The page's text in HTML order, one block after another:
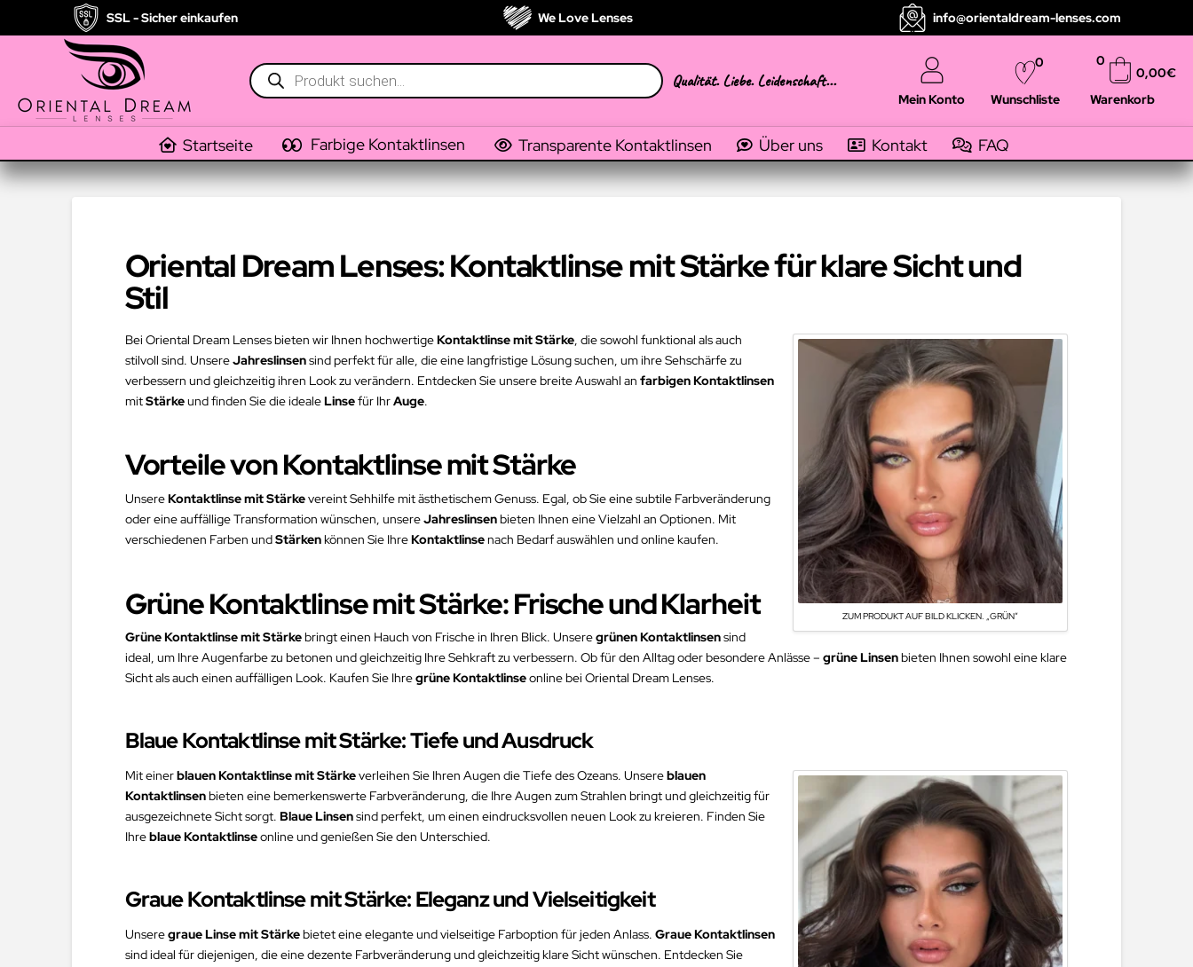
SSL - Sicher einkaufen We Love Lenses info@orientaldream-lenses.com
Products
search
Qualität. Liebe. Leidenschaft...
Mein Konto Wunschliste
0
Warenkorb
0,00€
0
Startseite Farbige Kontaktlinsen Transparente Kontaktlinsen Über uns Kontakt FAQ
Oriental Dream Lenses: Kontaktlinse mit Stärke für klare Sicht und
Stil
ZUM PRODUKT AUF BILD KLICKEN. „GRÜN“
Bei Oriental Dream Lenses bieten wir Ihnen hochwertigeKontaktlinse mit Stärke, die sowohl funktional als auch
stilvoll sind. UnsereJahreslinsensind perfekt für alle, die eine langfristige Lösung suchen, um ihre Sehschärfe zu
verbessern und gleichzeitig ihren Look zu verändern. Entdecken Sie unsere breite Auswahl an farbigen Kontaktlinsen
mitStärkeund finden Sie die idealeLinsefür IhrAuge.
Vorteile von Kontaktlinse mit Stärke
UnsereKontaktlinse mit Stärkevereint Sehhilfe mit ästhetischem Genuss. Egal, ob Sie eine subtile Farbveränderung
oder eine auffällige Transformation wünschen, unsereJahreslinsenbieten Ihnen eine Vielzahl an Optionen. Mit
verschiedenen Farben undStärkenkönnen Sie IhreKontaktlinsenach Bedarf auswählen und online kaufen.
Grüne Kontaktlinse mit Stärke: Frische und Klarheit
Grüne Kontaktlinse mit Stärkebringt einen Hauch von Frische in Ihren Blick. UnseregrünenKontaktlinsensind
ideal, um Ihre Augenfarbe zu betonen und gleichzeitig Ihre Sehkraft zu verbessern. Ob für den Alltag oder besondere Anlässe – grüne Linsenbieten Ihnen sowohl eine klare
Sicht als auch einen auffälligen Look. Kaufen Sie Ihregrüne Kontaktlinseonline bei Oriental Dream Lenses.
Blaue Kontaktlinse mit Stärke: Tiefe und Ausdruck
Mit einerblauen Kontaktlinse mit Stärkeverleihen Sie Ihren Augen die Tiefe des Ozeans. Unsereblauen
Kontaktlinsenbieten eine bemerkenswerte Farbveränderung, die Ihre Augen zum Strahlen bringt und gleichzeitig für
ausgezeichnete Sicht sorgt. Blaue Linsensind perfekt, um einen eindrucksvollen neuen Look zu kreieren. Finden Sie
Ihreblaue Kontaktlinseonline und genießen Sie den Unterschied.
Graue Kontaktlinse mit Stärke: Eleganz und Vielseitigkeit
Unseregraue Linse mit Stärkebietet eine elegante und vielseitige Farboption für jeden Anlass. Graue Kontaktlinsen
sind ideal für diejenigen, die eine dezente Farbveränderung und gleichzeitig klare Sicht wünschen. Entdecken Sie